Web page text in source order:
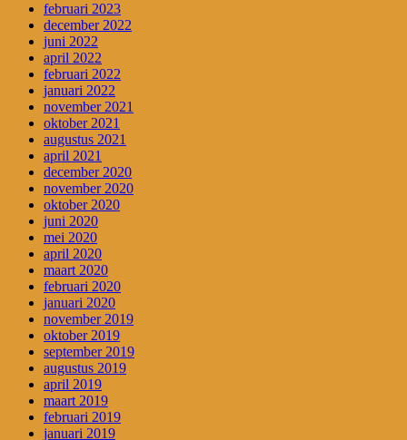
februari 2023
december 2022
juni 2022
april 2022
februari 2022
januari 2022
november 2021
oktober 2021
augustus 2021
april 2021
december 2020
november 2020
oktober 2020
juni 2020
mei 2020
april 2020
maart 2020
februari 2020
januari 2020
november 2019
oktober 2019
september 2019
augustus 2019
april 2019
maart 2019
februari 2019
januari 2019